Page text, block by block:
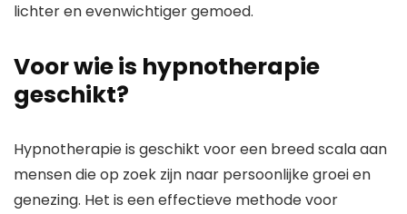
lichter en evenwichtiger gemoed.
Voor wie is hypnotherapie
geschikt?
Hypnotherapie is geschikt voor een breed scala aan
mensen die op zoek zijn naar persoonlijke groei en
genezing. Het is een effectieve methode voor